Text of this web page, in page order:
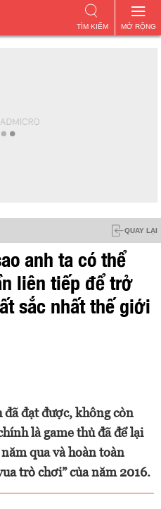
MỞ RỘNG
TÌM KIẾM
QUAY LẠI
anh ta có thể
liên tiếp để trở
sắc nhất thế giới
đạt được, không còn
là game thủ đã để lại
qua và hoàn toàn
trò chơi” của năm 2016.